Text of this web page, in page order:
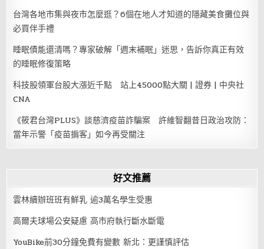
台灣各地市集與夜市怎麼逛？6個在地人才知道的隱藏美食攤位與
必買伴手禮
睡眠債能還清嗎？專家破解「週末補眠」迷思，告訴你真正有效
的睡眠修復策略
科技股領軍台股大漲近千點 站上45000點大關 | 證券 | 中央社
CNA
《筱君台灣PLUS》談慈濟疫苗詐騙案 許維智翻昔日政治攻防：
當年示警「疫苗掮客」如今再受關注
好文推薦
雲林續辦班班有鮮乳 逾3萬名學生受惠
高爾夫球場公安疑慮 高市府執行斷水斷電
YouBike前30分鐘免費有變數 新北：更謹慎評估